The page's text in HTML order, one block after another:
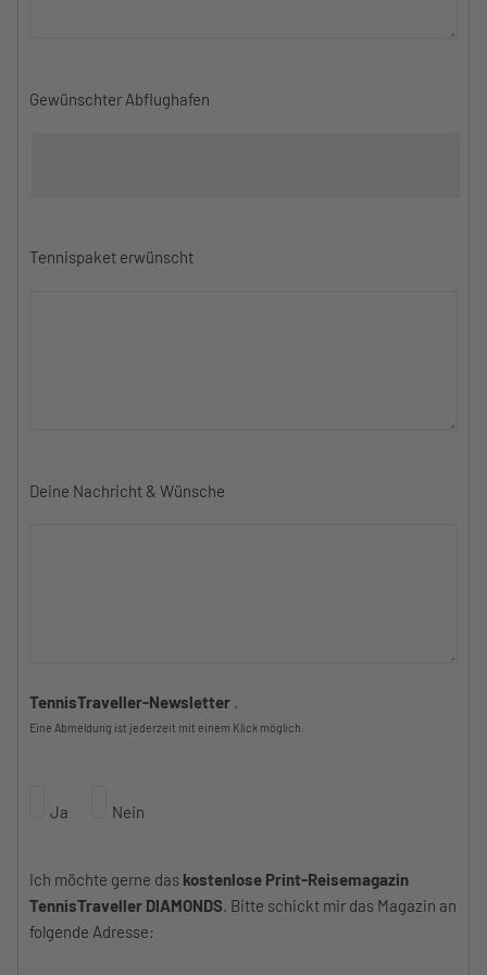
Gewünschter Abflughafen
Tennispaket erwünscht
Deine Nachricht & Wünsche
TennisTraveller-Newsletter .
Eine Abmeldung ist jederzeit mit einem Klick möglich.
Ja Nein
Ich möchte gerne das kostenlose Print-Reisemagazin
TennisTraveller DIAMONDS. Bitte schickt mir das Magazin an
folgende Adresse: